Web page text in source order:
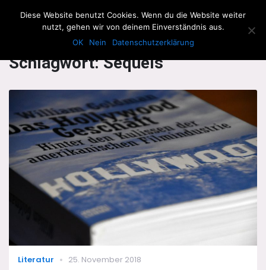
The Howling Men
Schlagwort:Sequels
Categories
Literatur
Posted
25. November 2018
Diese Website benutzt Cookies. Wenn du die Website weiter
nutzt, gehen wir von deinem Einverständnis aus.
OK
Nein Datenschutzerklärung